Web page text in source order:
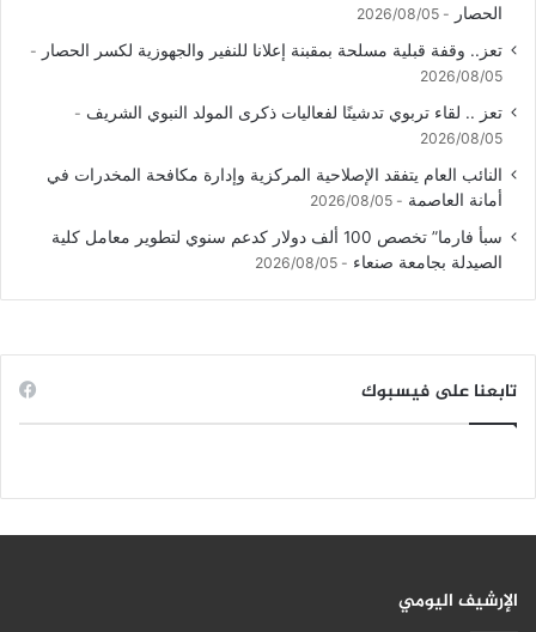
الحصار
2026/08/05
تعز.. وقفة قبلية مسلحة بمقبنة إعلانا للنفير والجهوزية لكسر الحصار
2026/08/05
تعز .. لقاء تربوي تدشينًا لفعاليات ذكرى المولد النبوي الشريف
2026/08/05
النائب العام يتفقد الإصلاحية المركزية وإدارة مكافحة المخدرات في
أمانة العاصمة
2026/08/05
سبأ فارما” تخصص 100 ألف دولار كدعم سنوي لتطوير معامل كلية
الصيدلة بجامعة صنعاء
2026/08/05
تابعنا على فيسبوك
الإرشيف اليومي